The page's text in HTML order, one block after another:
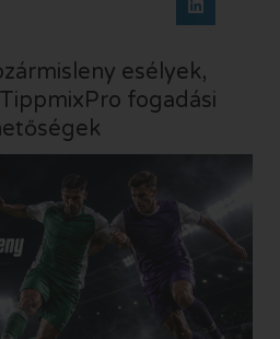
esélyek,
fogadási